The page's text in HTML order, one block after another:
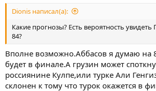
Dionis написал(а):
Какие прогнозы? Есть вероятность увидеть
84?
Вполне возможно.Аббасов я думаю на
будет в финале.А грузин может
россиянине Кулпе,или турке Али
склонен к тому что турок окажется в